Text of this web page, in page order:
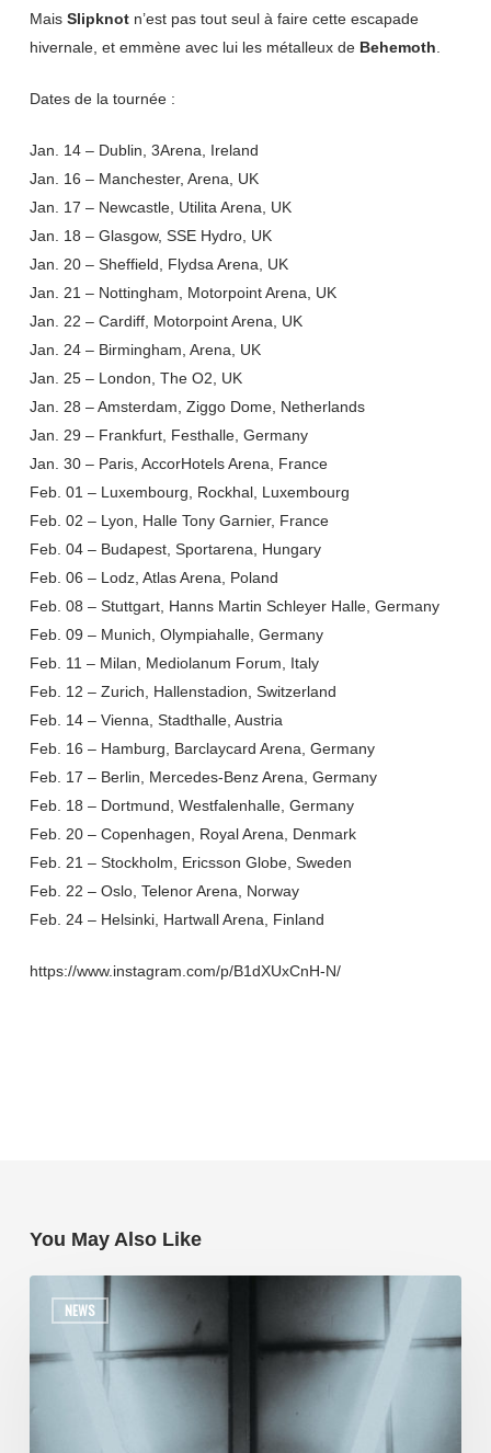
Mais Slipknotn’est pas tout seul à faire cette escapade
hivernale, et emmène avec lui les métalleux de Behemoth
Dates de la tournée :
Jan. 14 – Dublin, 3Arena, Ireland
Jan. 16 – Manchester, Arena, UK
Jan. 17 – Newcastle, Utilita Arena, UK
Jan. 18 – Glasgow, SSE Hydro, UK
Jan. 20 – Sheffield, Flydsa Arena, UK
Jan. 21 – Nottingham, Motorpoint Arena, UK
Jan. 22 – Cardiff, Motorpoint Arena, UK
Jan. 24 – Birmingham, Arena, UK
Jan. 25 – London, The O2, UK
Jan. 28 – Amsterdam, Ziggo Dome, Netherlands
Jan. 29 – Frankfurt, Festhalle, Germany
Jan. 30 – Paris, AccorHotels Arena, France
Feb. 01 – Luxembourg, Rockhal, Luxembourg
Feb. 02 – Lyon, Halle Tony Garnier, France
Feb. 04 – Budapest, Sportarena, Hungary
Feb. 06 – Lodz, Atlas Arena, Poland
Feb. 08 – Stuttgart, Hanns Martin Schleyer Halle, Germany
Feb. 09 – Munich, Olympiahalle, Germany
Feb. 11 – Milan, Mediolanum Forum, Italy
Feb. 12 – Zurich, Hallenstadion, Switzerland
Feb. 14 – Vienna, Stadthalle, Austria
Feb. 16 – Hamburg, Barclaycard Arena, Germany
Feb. 17 – Berlin, Mercedes-Benz Arena, Germany
Feb. 18 – Dortmund, Westfalenhalle, Germany
Feb. 20 – Copenhagen, Royal Arena, Denmark
Feb. 21 – Stockholm, Ericsson Globe, Sweden
Feb. 22 – Oslo, Telenor Arena, Norway
Feb. 24 – Helsinki, Hartwall Arena, Finland
https://www.instagram.com/p/B1dXUxCnH-N/
You May Also Like
NEWS